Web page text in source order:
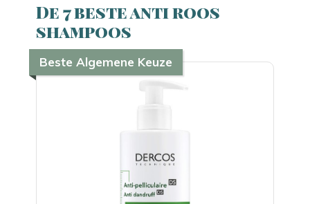
De 7 beste anti roos
shampoos
Beste Algemene Keuze